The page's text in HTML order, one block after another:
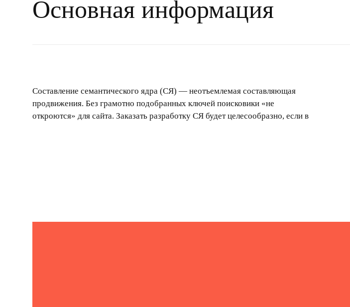
Основная информация
Составление семантического ядра (СЯ) — неотъемлемая составляющая
продвижения. Без грамотно подобранных ключей поисковики «не
откроются» для сайта. Заказать разработку СЯ будет целесообразно, если в
штате компании нет опытного SEO-специалиста. В противном случае можно